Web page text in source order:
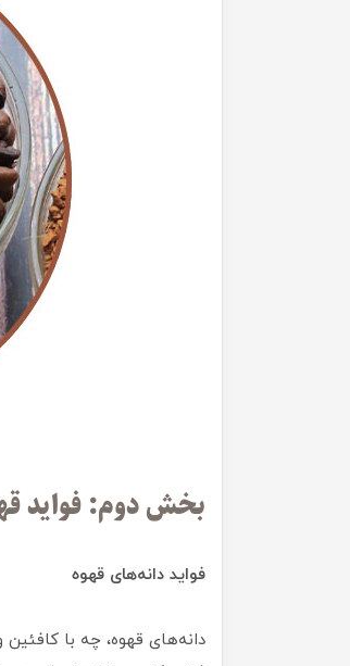
بخش دوم: فواید
فواید دانه‌های قهوه
دانه‌های قهوه، چه با